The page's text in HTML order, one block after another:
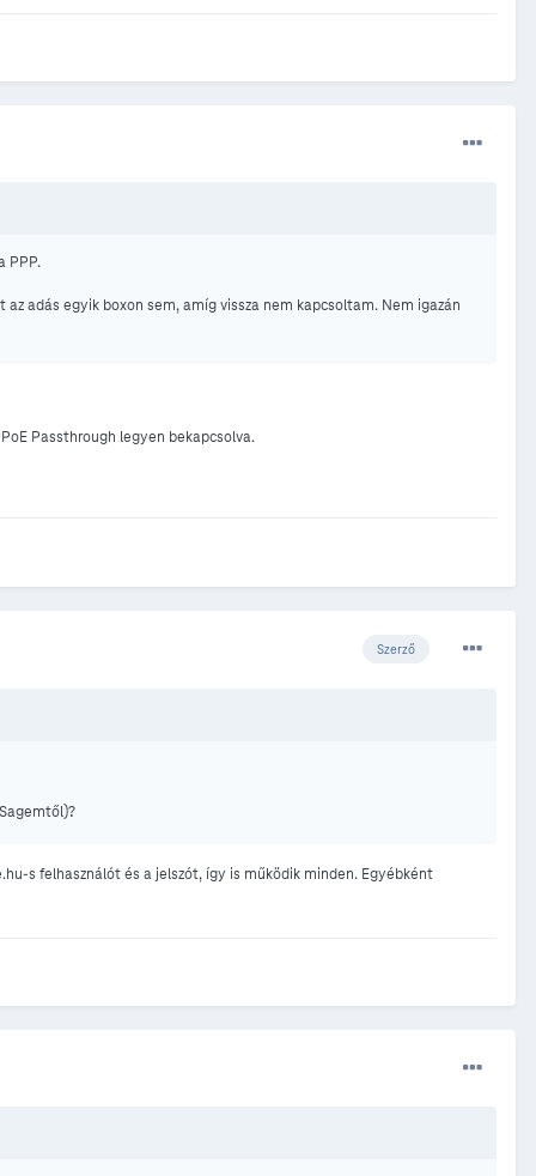
PPP.
adás egyik boxon sem, amíg vissza nem kapcsoltam. Nem igazán
Passthrough legyen bekapcsolva.
Szerző
s felhasználót és a jelszót, így is működik minden. Egyébként